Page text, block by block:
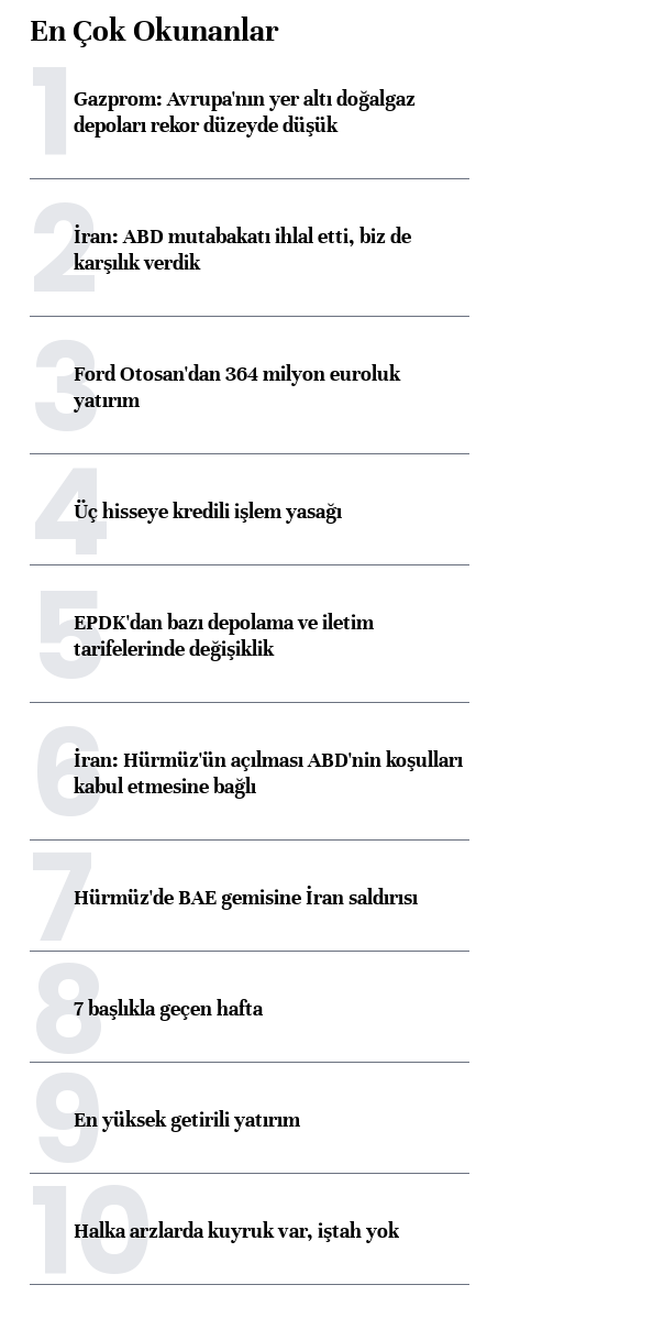
En Çok Okunanlar
1Gazprom: Avrupa'nın yer altı doğalgaz
depoları rekor düzeyde düşük
2İran: ABD mutabakatı ihlal etti, biz de
karşılık verdik
3Ford Otosan'dan 364 milyon euroluk
yatırım
4Üç hisseye kredili işlem yasağı
5EPDK'dan bazı depolama ve iletim
tarifelerinde değişiklik
6İran: Hürmüz'ün açılması ABD'nin koşulları
kabul etmesine bağlı
7Hürmüz'de BAE gemisine İran saldırısı
87 başlıkla geçen hafta
9En yüksek getirili yatırım
10
Halka arzlarda kuyruk var, iştah yok